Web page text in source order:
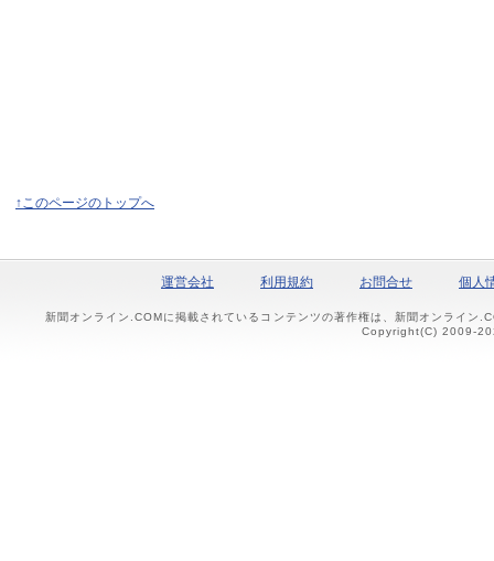
↑このページのトップへ
運営会社 利用規約 お問合せ 個人
新聞オンライン.COMに掲載されているコンテンツの著作権は、新聞オンライン
Copyright(C) 2009-